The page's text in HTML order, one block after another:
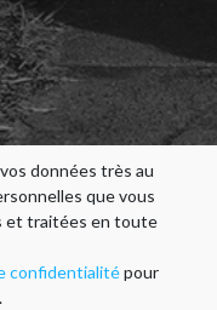
données très au
que vous
et traitées en toute
confidentialitépour